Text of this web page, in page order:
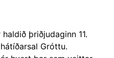
þriðjudaginn 11.
Gróttu.